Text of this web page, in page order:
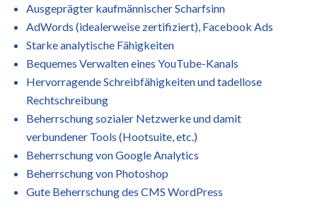
Ausgeprägter kaufmännischer Scharfsinn
AdWords (idealerweise zertifiziert), Facebook Ads
Starke analytische Fähigkeiten
Bequemes Verwalten eines YouTube-Kanals
Hervorragende Schreibfähigkeiten und tadellose
Rechtschreibung
Beherrschung sozialer Netzwerke und damit
verbundener Tools (Hootsuite, etc.)
Beherrschung von Google Analytics
Beherrschung von Photoshop
Gute Beherrschung des CMS WordPress